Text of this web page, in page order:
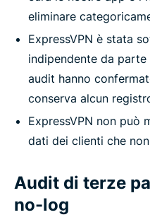
eliminare
ExpressVPN è stata
indipendente da parte
audit hanno
conserva alcun
ExpressVPN non può
dati dei clienti che
Audit di terze
no-log